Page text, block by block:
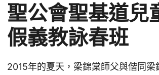
聖公會聖基道兒
假義教詠春班
2015年的夏天，梁錦棠師父與偕同梁